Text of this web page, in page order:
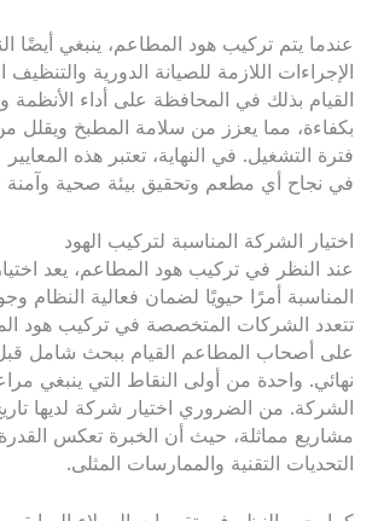
عندما يتم تركيب هود المطاعم، ينبغي أيضًا
الإجراءات اللازمة للصيانة الدورية
القيام بذلك في المحافظة على أداء
بكفاءة، مما يعزز من سلامة المطبخ ويقلل
فترة التشغيل. في النهاية، تعتبر هذه
في نجاح أي مطعم وتحقيق بيئة صحية وآمنة
اختيار الشركة المناسبة لتركيب الهود
عند النظر في تركيب هود المطاعم، يعد
المناسبة أمرًا حيويًا لضمان فعالية النظام
تتعدد الشركات المتخصصة في تركيب هود
على أصحاب المطاعم القيام ببحث شامل قبل
نهائي. واحدة من أولى النقاط التي ينبغي
الشركة. من الضروري اختيار شركة لديها
مشاريع مماثلة، حيث أن الخبرة تعكس
التحديات التقنية والممارسات المثلى.